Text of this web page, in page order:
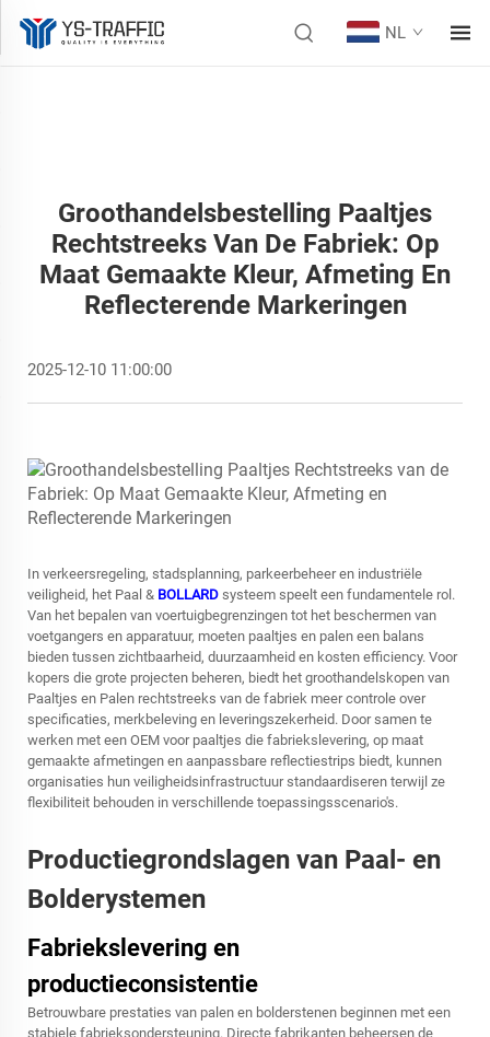
NL
Groothandelsbestelling Paaltjes
Rechtstreeks Van De Fabriek: Op
Maat Gemaakte Kleur, Afmeting En
Reflecterende Markeringen
2025-12-10 11:00:00
In verkeersregeling, stadsplanning, parkeerbeheer en industriële
veiligheid, het Paal & BOLLARD systeem speelt een fundamentele rol.
Van het bepalen van voertuigbegrenzingen tot het beschermen van
voetgangers en apparatuur, moeten paaltjes en palen een balans
bieden tussen zichtbaarheid, duurzaamheid en kosten efficiency. Voor
kopers die grote projecten beheren, biedt het groothandelskopen van
Paaltjes en Palen rechtstreeks van de fabriek meer controle over
specificaties, merkbeleving en leveringszekerheid. Door samen te
werken met een OEM voor paaltjes die fabriekslevering, op maat
gemaakte afmetingen en aanpassbare reflectiestrips biedt, kunnen
organisaties hun veiligheidsinfrastructuur standaardiseren terwijl ze
flexibiliteit behouden in verschillende toepassingsscenario's.
Productiegrondslagen van Paal- en
Bolderystemen
Fabriekslevering en
productieconsistentie
Betrouwbare prestaties van palen en bolderstenen beginnen met een
stabiele fabrieksondersteuning. Directe fabrikanten beheersen de